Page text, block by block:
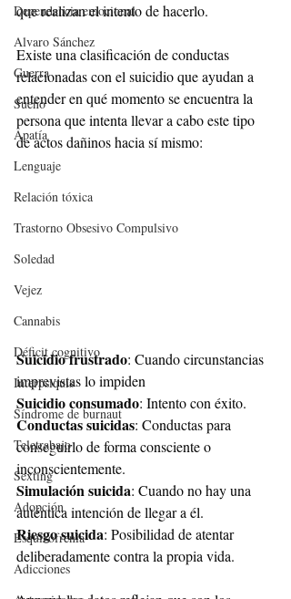
Dependencia emocional
Alvaro Sánchez
Guerra
Sueño
Apatía
Lenguaje
Relación tóxica
Trastorno Obsesivo Compulsivo
Soledad
Vejez
Cannabis
Déficit cognitivo
Interpsiquis
Síndrome de burnaut
Teletrabajo
Sexting
Adopción
Esquizofrenia
Adicciones
que realizan el intento de hacerlo.
Existe una clasificación de conductas
relacionadas con el suicidio que ayudan a
entender en qué momento se encuentra la
persona que intenta llevar a cabo este tipo
de actos dañinos hacia sí mismo:
Suicidio frustrado: Cuando circunstancias
imprevistas lo impiden
Suicidio consumado: Intento con éxito.
Conductas suicidas: Conductas para
conseguirlo de forma consciente o
inconscientemente.
Simulación suicida: Cuando no hay una
auténtica intención de llegar a él.
Riesgo suicida: Posibilidad de atentar
deliberadamente contra la propia vida.